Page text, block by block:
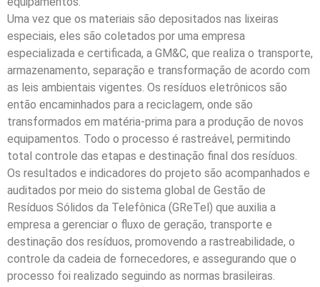
Uma vez que os materiais são depositados nas lixeiras
especiais, eles são coletados por uma empresa
especializada e certificada, a GM&C, que realiza o transporte,
armazenamento, separação e transformação de acordo com
as leis ambientais vigentes. Os resíduos eletrônicos são
então encaminhados para a reciclagem, onde são
transformados em matéria-prima para a produção de novos
equipamentos. Todo o processo é rastreável, permitindo
total controle das etapas e destinação final dos resíduos.
Os resultados e indicadores do projeto são acompanhados e
auditados por meio do sistema global de Gestão de
Resíduos Sólidos da Telefônica (GReTel) que auxilia a
empresa a gerenciar o fluxo de geração, transporte e
destinação dos resíduos, promovendo a rastreabilidade, o
controle da cadeia de fornecedores, e assegurando que o
processo foi realizado seguindo as normas brasileiras.